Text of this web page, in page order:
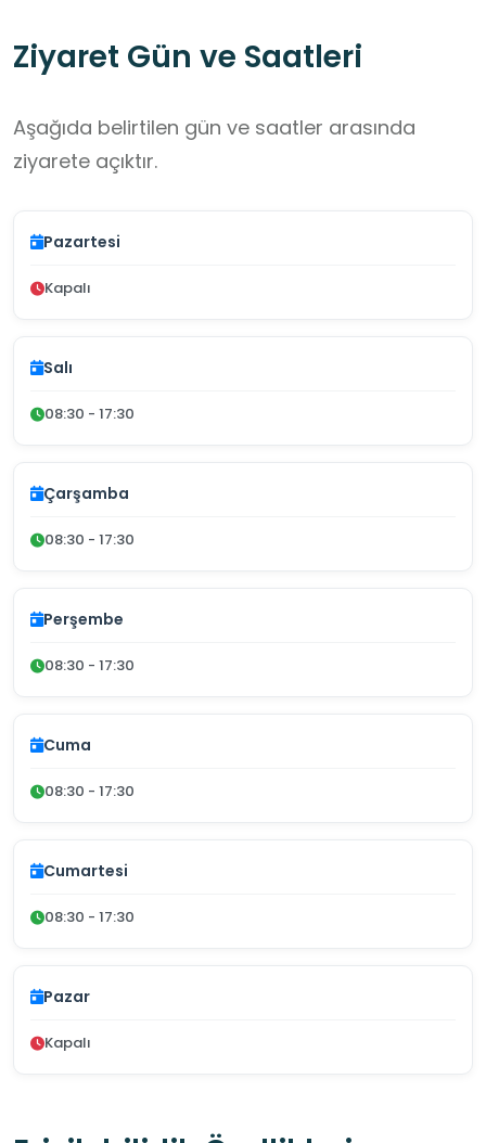
Ziyaret Gün ve Saatleri
Aşağıda belirtilen gün ve saatler arasında
ziyarete açıktır.
Pazartesi
Kapalı
Salı
08:30 - 17:30
Çarşamba
08:30 - 17:30
Perşembe
08:30 - 17:30
Cuma
08:30 - 17:30
Cumartesi
08:30 - 17:30
Pazar
Kapalı